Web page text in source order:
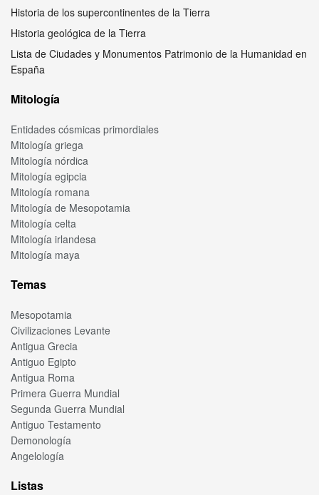
Historia de los supercontinentes de la Tierra
Historia geológica de la Tierra
Lista de Ciudades y Monumentos Patrimonio de la Humanidad en
España
Mitología
Entidades cósmicas primordiales
Mitología griega
Mitología nórdica
Mitología egipcia
Mitología romana
Mitología de Mesopotamia
Mitología celta
Mitología irlandesa
Mitología maya
Temas
Mesopotamia
Civilizaciones Levante
Antigua Grecia
Antiguo Egipto
Antigua Roma
Primera Guerra Mundial
Segunda Guerra Mundial
Antiguo Testamento
Demonología
Angelología
Listas